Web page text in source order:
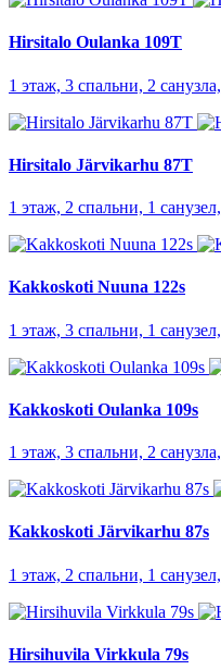
Hirsitalo Oulanka 109T
1 этаж, 3 спальни, 2
Hirsitalo Järvikarhu 87T
1 этаж, 2 спальни, 1
Kakkoskoti Nuuna 122s
1 этаж, 3 спальни, 1
Kakkoskoti Oulanka 109s
1 этаж, 3 спальни, 2
Kakkoskoti Järvikarhu 87s
1 этаж, 2 спальни, 1
Hirsihuvila Virkkula 79s